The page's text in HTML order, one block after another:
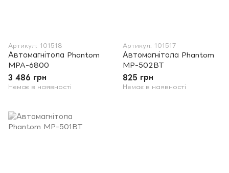
Артикул: 101518
Автомагнітола Phantom
MPA-6800
3 486 грн
Немає в наявності
Артикул: 101517
Автомагнітола Phantom
MP-502BT
825 грн
Немає в наявності